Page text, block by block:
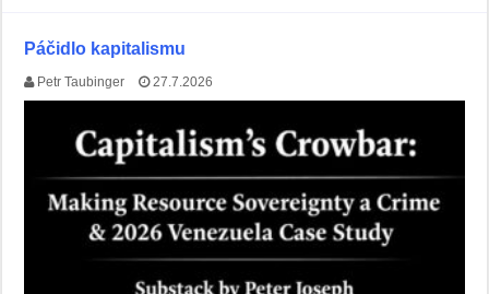
Páčidlo kapitalismu
Petr Taubinger 27.7.2026